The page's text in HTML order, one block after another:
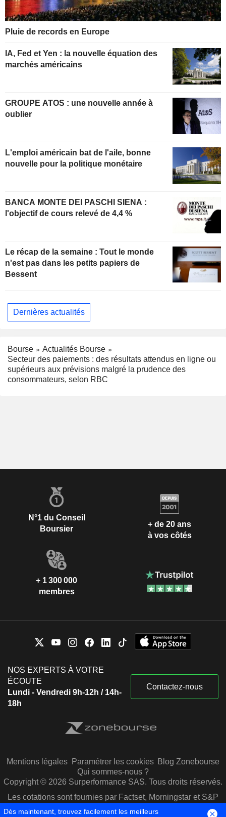
Pluie de records en Europe
IA, Fed et Yen : la nouvelle équation des
marchés américains
GROUPE ATOS : une nouvelle année à
oublier
L'emploi américain bat de l'aile, bonne
nouvelle pour la politique monétaire
BANCA MONTE DEI PASCHI SIENA :
l'objectif de cours relevé de 4,4 %
Le récap de la semaine : Tout le monde
n'est pas dans les petits papiers de
Bessent
Dernières actualités
Bourse
Actualités Bourse
Secteur des paiements : des résultats attendus en ligne ou
supérieurs aux prévisions malgré la prudence des
consommateurs, selon RBC
N°1 du Conseil
Boursier
+ de 20 ans
à vos côtés
+ 1 300 000
membres
NOS EXPERTS À VOTRE
ÉCOUTE
Lundi - Vendredi 9h-12h / 14h-
18h
Contactez-nous
Mentions légales Paramétrer les cookies Blog Zonebourse
Qui sommes-nous ?
Copyright © 2026 Surperformance SAS. Tous droits réservés.
Les cotations sont fournies par Factset, Morningstar et S&P
Capital IQ
Dès maintenant, trouvez facilement les meilleurs